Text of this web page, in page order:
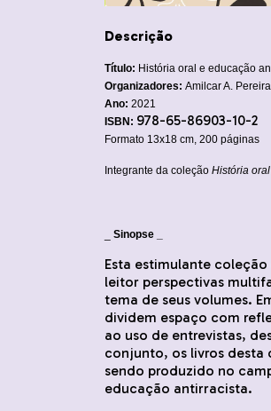
Descrição
Título: História oral e educação
Organizadores: Amilcar A.
Ano: 2021
ISBN: 978-65-86903-10-2
Formato 13x18 cm, 200 páginas
Integrante da coleção História
Sinopse _
Esta estimulante
leitor perspectivas
tema de seus volumes.
dividem espaço com
ao uso de entrevistas,
conjunto, os livros desta
sendo produzido no
educação antirracista.